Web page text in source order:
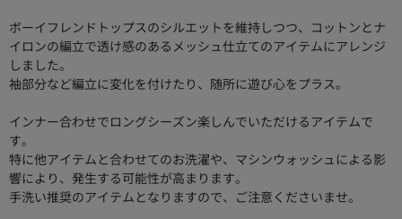
ボーイフレンドトップスのシルエットを維持しつつ、コットンとナ
イロンの編立で透け感のあるメッシュ仕立てのアイテムにアレンジ
しました。
袖部分など編立に変化を付けたり、随所に遊び心をプラス。
インナー合わせでロングシーズン楽しんでいただけるアイテムで
す。
特に他アイテムと合わせてのお洗濯や、マシンウォッシュによる影
響により、発生する可能性が高まります。
手洗い推奨のアイテムとなりますので、ご注意くださいませ。